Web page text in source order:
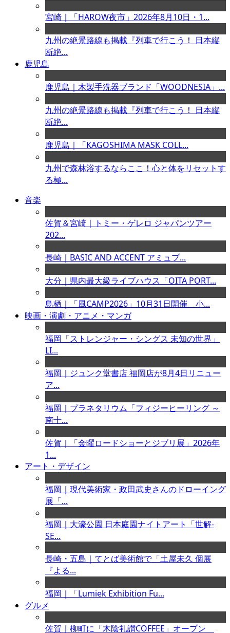
宮崎｜「HAROW夜市」2026年8月10日・1...
九州の絶景路線も掲載『列車で行こう！ 日本縦
断絶...
鹿児島
鹿児島｜木製手洗器ブランド「WOODNESIA」...
九州の絶景路線も掲載『列車で行こう！ 日本縦
断絶...
鹿児島｜「KAGOSHIMA MASK COLL...
九州で森林浴するならここ！心と体をリセットす
る極...
音楽
佐賀＆宮崎｜トミー・ゲレロ ジャパンツアー
202...
長崎｜BASIC AND ACCENT アミュプ...
大分｜県内最大級ライブハウス「OITA PORT...
鳥栖｜「風CAMP2026」10月31日開催 小...
映画・演劇・アニメ・マンガ
福岡「ストレンジャー・シングス 未知の世界」
LI...
福岡｜ジュンク堂書店 福岡店が8月4日リニュー
ア...
福岡｜プラネタリウム「フィジーヒーリング ～
南十...
佐賀｜「金曜ロードショーとジブリ展」2026年
1...
アート・デザイン
福岡｜現代美術家・政田武史さんのドローイング
展「...
福岡｜大濠公園 日本庭園ナイトアート「世解-
SE...
長崎・五島｜てとば美術館で「土屋未久 個展
『よる...
福岡｜「Lumiek Exhibition Fu...
グルメ
佐賀｜柳町に「木陰礼讃COFFEE」オープン